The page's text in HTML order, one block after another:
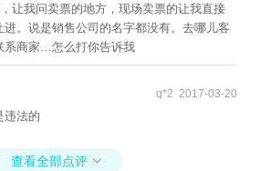
让我问卖票的地方，现场卖票的让我直接
。说是销售公司的名字都没有。去哪儿客
系商家…怎么打你告诉我
q*2 2017-03-20
违法的
查看全部点评 